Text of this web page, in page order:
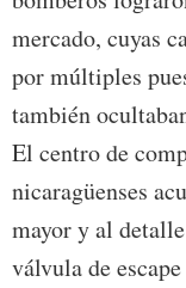
mercado, cuyas
por múltiples
también
El centro de
nicaragüenses
mayor y al
válvula de